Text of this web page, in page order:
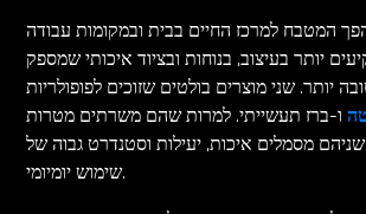
המטבח למרכז החיים בבית ובמקומות עבודה
יותר בעיצוב, בנוחות ובציוד איכותי שמספק
יותר. שני מוצרים בולטים שזוכים לפופולריות
ו-ברז תעשייתי. למרות שהם משרתים מטרות
שניהם מסמלים איכות, יעילות וסטנדרט גבוה של
שימוש יומיומי.